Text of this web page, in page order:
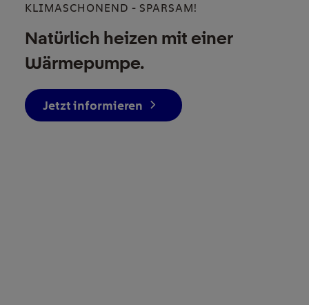
KLIMASCHONEND - SPARSAM!
Natürlich heizen mit einer
Wärmepumpe.
Jetzt informieren